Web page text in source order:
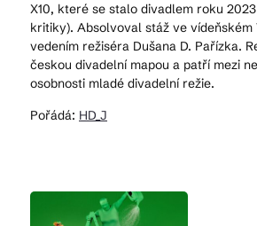
X10, které se stalo divadlem roku
kritiky). Absolvoval stáž ve
vedením režiséra Dušana D. Pařízka.
českou divadelní mapou a patří mezi
osobnosti mladé divadelní režie.
Pořádá: HD_J